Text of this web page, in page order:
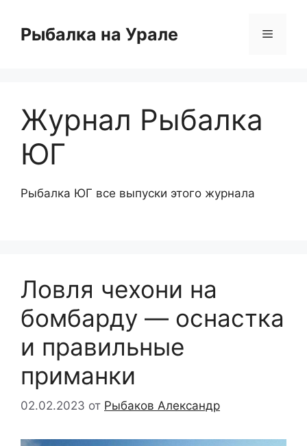
содержимому
Рыбалка на Урале Меню
Журнал Рыбалка
ЮГ
Рыбалка ЮГ все выпуски этого журнала
Ловля чехони на
бомбарду — оснастка
и правильные
приманки
02.02.2023 от Рыбаков Александр